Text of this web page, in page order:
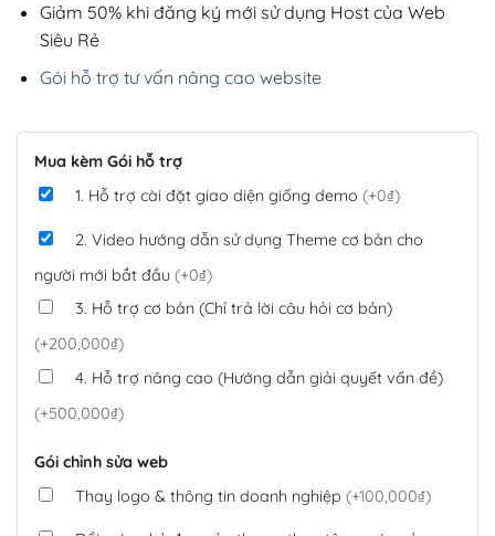
Giảm 50% khi đăng ký mới sử dụng Host của Web
Siêu Rẻ
Gói hỗ trợ tư vấn nâng cao website
Mua kèm Gói hỗ trợ
1. Hỗ trợ cài đặt giao diện giống demo (+0₫)
2. Video hướng dẫn sử dụng Theme cơ bản cho
người mới bắt đầu (+0₫)
3. Hỗ trợ cơ bản (Chỉ trả lời câu hỏi cơ bản)
(+200,000₫)
4. Hỗ trợ nâng cao (Hướng dẫn giải quyết vấn đề)
(+500,000₫)
Gói chỉnh sửa web
Thay logo & thông tin doanh nghiệp (+100,000₫)